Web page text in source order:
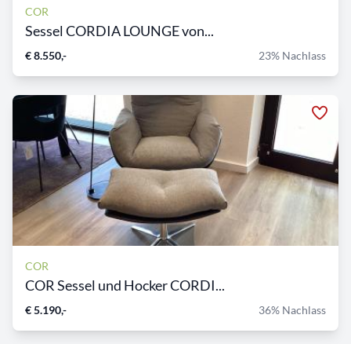
COR
Sessel CORDIA LOUNGE von...
€ 8.550,- 23% Nachlass
COR
COR Sessel und Hocker CORDI...
€ 5.190,- 36% Nachlass